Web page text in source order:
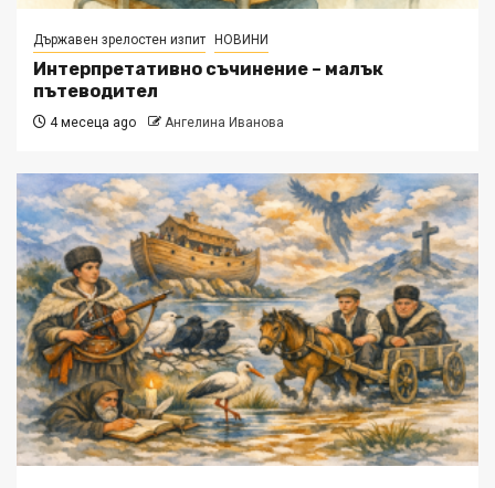
Държавен зрелостен изпит НОВИНИ
Интерпретативно съчинение – малък
пътеводител
4 месеца ago Ангелина Иванова